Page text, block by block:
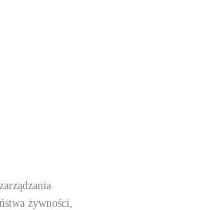
żywności,